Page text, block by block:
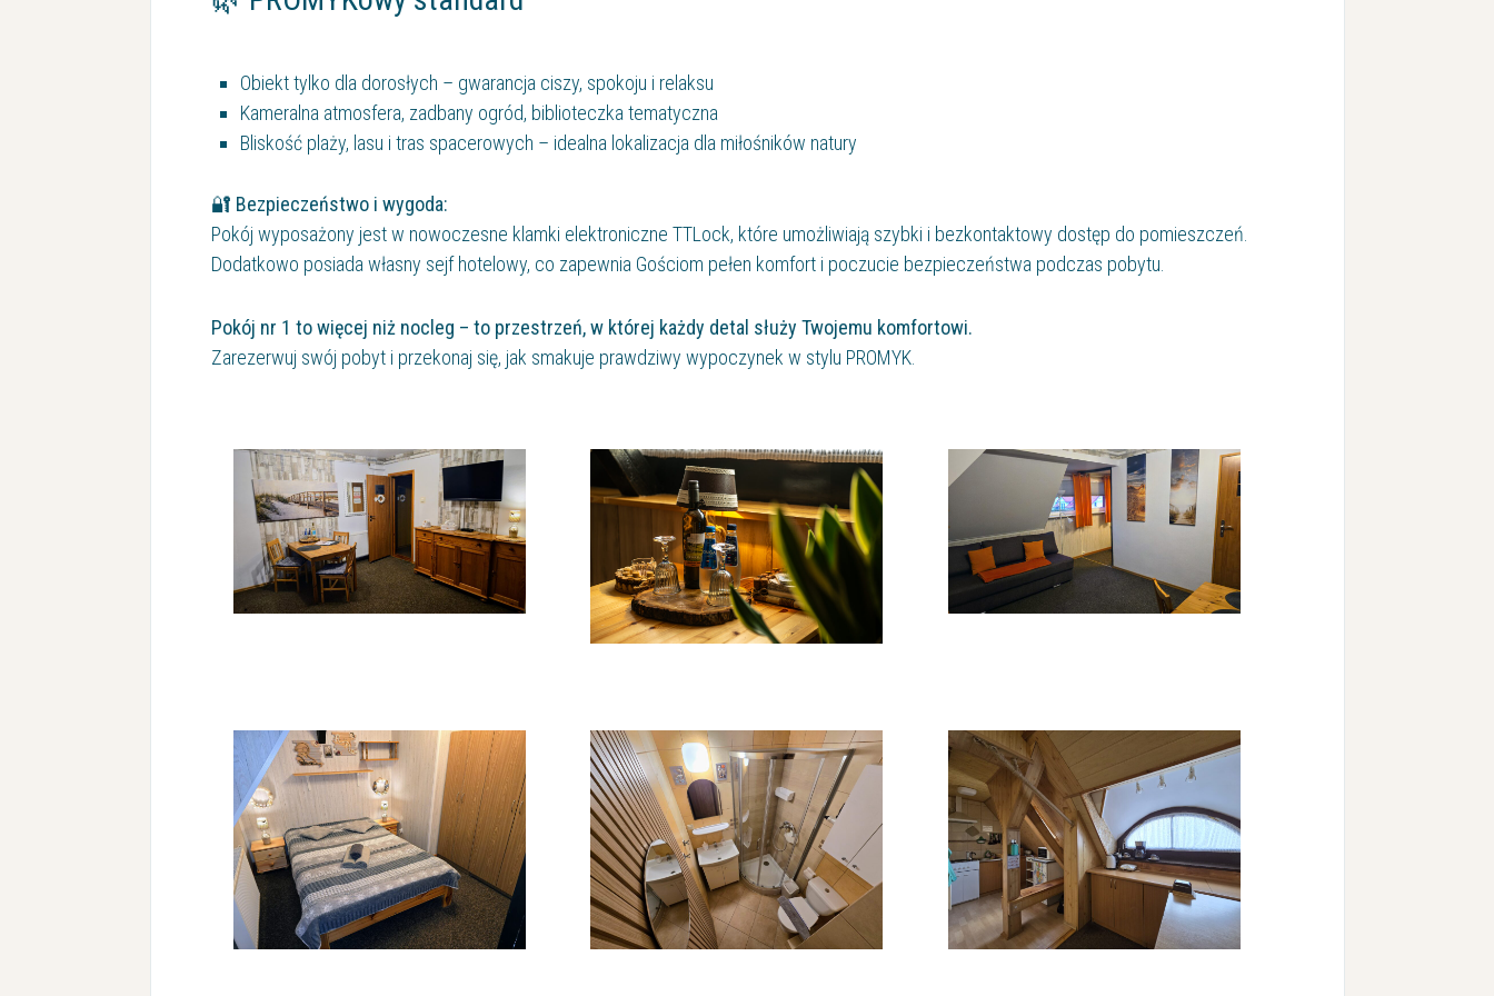
Obiekt tylko dla dorosłych – gwarancja ciszy, spokoju i relaksu
Kameralna atmosfera, zadbany ogród, biblioteczka tematyczna
Bliskość plaży, lasu i tras spacerowych – idealna lokalizacja dla miłośników natury
🔐 Bezpieczeństwo i wygoda:
Pokój wyposażony jest w nowoczesne klamki elektroniczne TTLock, które umożliwiają szybki i bezkontaktowy dostęp do pomieszczeń.
Dodatkowo posiada własny sejf hotelowy, co zapewnia Gościom pełen komfort i poczucie bezpieczeństwa podczas pobytu.
Pokój nr 1 to więcej niż nocleg – to przestrzeń, w której każdy detal służy Twojemu komfortowi.
Zarezerwuj swój pobyt i przekonaj się, jak smakuje prawdziwy wypoczynek w stylu PROMYK.